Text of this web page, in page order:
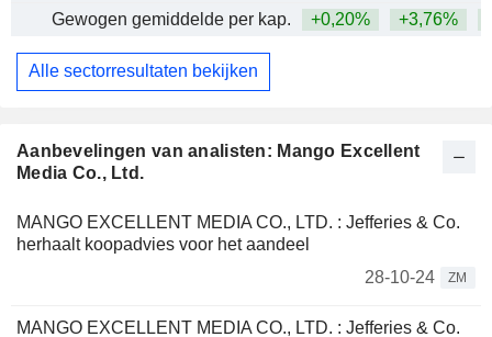
Aanbevelingen van analisten: Mango Excellent
Media Co., Ltd.
MANGO EXCELLENT MEDIA CO., LTD. : Jefferies & Co.
herhaalt koopadvies voor het aandeel
28-10-24
ZM
MANGO EXCELLENT MEDIA CO., LTD. : Jefferies & Co.
Gewogen gemiddelde per kap.
+0,20% +3,76%
Alle sectorresultaten bekijken